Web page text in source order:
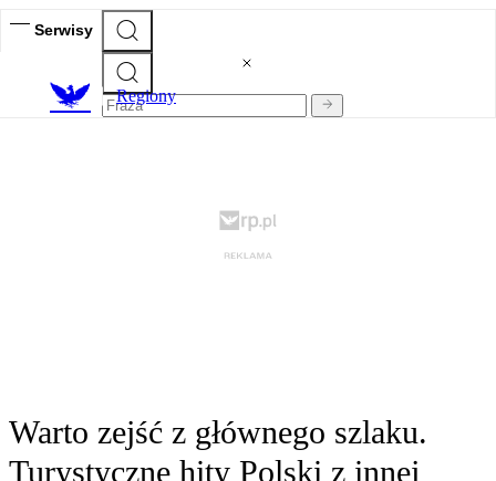
Serwisy
Regiony
Warto zejść z głównego szlaku.
Turystyczne hity Polski z innej